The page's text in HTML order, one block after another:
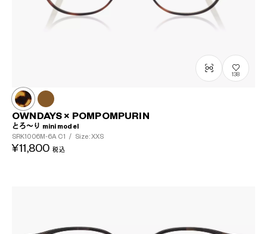
138
OWNDAYS × POMPOMPURIN
とろ～り mini model
SRK1006M-6A C1 / Size: XXS
¥11,800 税込